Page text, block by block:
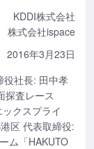
KDDI株式会社
株式会社ispace
2016年3月23日
役社長: 田中孝
探査レース
クスプライ
区 代表取締役:
ム「HAKUTO